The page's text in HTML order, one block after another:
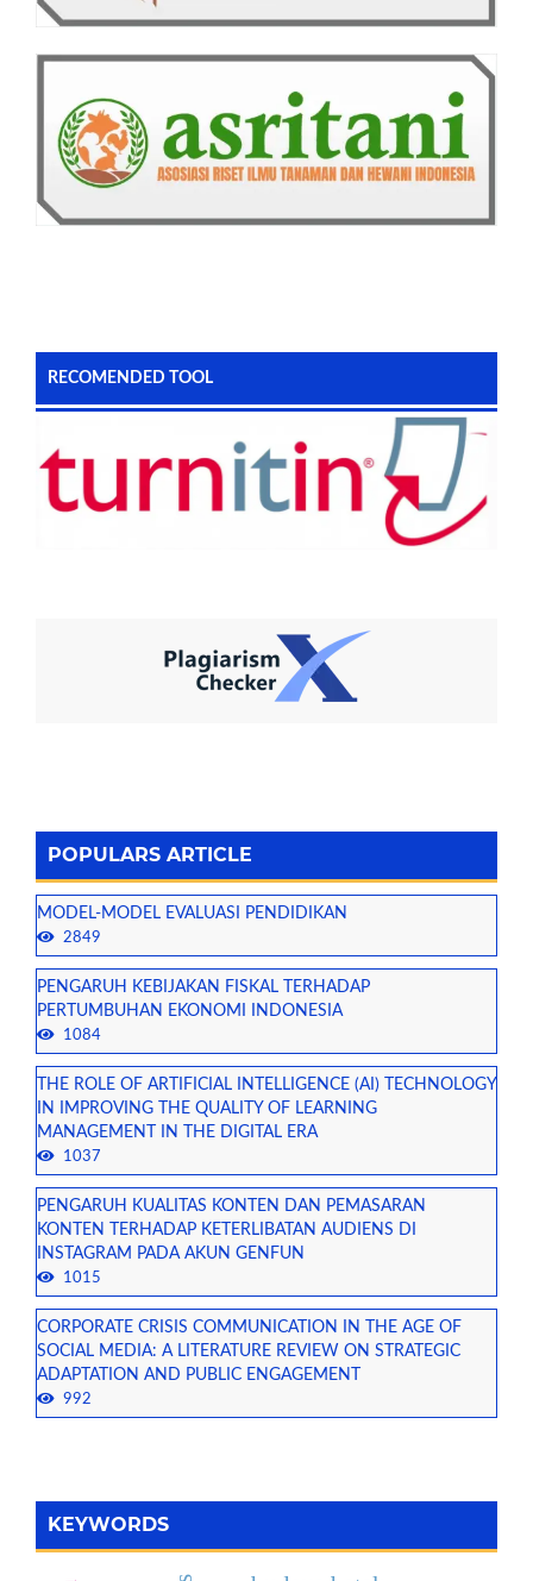
RECOMENDED TOOL
POPULARS ARTICLE
MODEL-MODEL EVALUASI PENDIDIKAN
2849
PENGARUH KEBIJAKAN FISKAL TERHADAP
PERTUMBUHAN EKONOMI INDONESIA
1084
THE ROLE OF ARTIFICIAL INTELLIGENCE (AI) TECHNOLOGY
IN IMPROVING THE QUALITY OF LEARNING
MANAGEMENT IN THE DIGITAL ERA
1037
PENGARUH KUALITAS KONTEN DAN PEMASARAN
KONTEN TERHADAP KETERLIBATAN AUDIENS DI
INSTAGRAM PADA AKUN GENFUN
1015
CORPORATE CRISIS COMMUNICATION IN THE AGE OF
SOCIAL MEDIA: A LITERATURE REVIEW ON STRATEGIC
ADAPTATION AND PUBLIC ENGAGEMENT
992
KEYWORDS